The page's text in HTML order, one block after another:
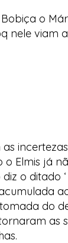
o
nele
Elmis já
ditado ‘
do
as